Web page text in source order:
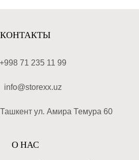
КОНТАКТЫ
+998 71 235 11 99
info@storexx.uz
Ташкент ул. Амира Темура 60
О НАС